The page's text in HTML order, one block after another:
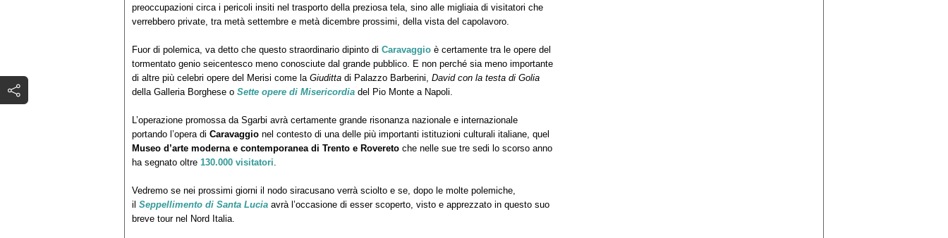
preoccupazioni circa i pericoli insiti nel trasporto della preziosa tela, sino alle migliaia di visitatori che
verrebbero private, tra metà settembre e metà dicembre prossimi, della vista del capolavoro.
Fuor di polemica, va detto che questo straordinario dipinto di Caravaggio è certamente tra le opere del
tormentato genio seicentesco meno conosciute dal grande pubblico. E non perché sia meno importante
di altre più celebri opere del Merisi come la Giuditta di Palazzo Barberini, David con la testa di Golia
della Galleria Borghese o Sette opere di Misericordia del Pio Monte a Napoli.
L’operazione promossa da Sgarbi avrà certamente grande risonanza nazionale e internazionale
portando l’opera di Caravaggio nel contesto di una delle più importanti istituzioni culturali italiane, quel
Museo d’arte moderna e contemporanea di Trento e Rovereto che nelle sue tre sedi lo scorso anno
ha segnato oltre 130.000 visitatori.
Vedremo se nei prossimi giorni il nodo siracusano verrà sciolto e se, dopo le molte polemiche,
il Seppellimento di Santa Lucia avrà l’occasione di esser scoperto, visto e apprezzato in questo suo
breve tour nel Nord Italia.